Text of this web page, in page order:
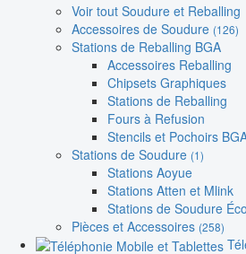
Voir tout Soudure et Reballing
Accessoires de Soudure (126)
Stations de Reballing BGA
Accessoires Reballing
Chipsets Graphiques
Stations de Reballing
Fours à Refusion
Stencils et Pochoirs
Stations de Soudure (1)
Stations Aoyue
Stations Atten et Mlink
Stations de Soudure
Pièces et Accessoires (258)